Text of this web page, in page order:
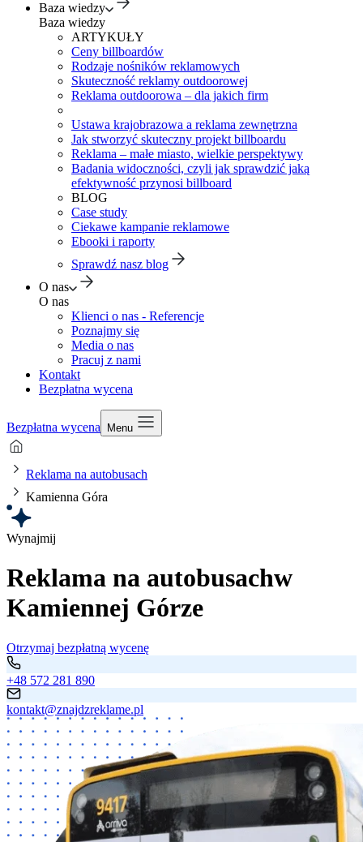
Baza wiedzy
Baza wiedzy
ARTYKUŁY
Ceny billboardów
Rodzaje nośników reklamowych
Skuteczność reklamy outdoorowej
Reklama outdoorowa – dla jakich firm
Ustawa krajobrazowa a reklama zewnętrzna
Jak stworzyć skuteczny projekt billboardu
Reklama – małe miasto, wielkie perspektywy
Badania widoczności, czyli jak sprawdzić jaką
efektywność przynosi billboard
BLOG
Case study
Ciekawe kampanie reklamowe
Ebooki i raporty
Sprawdź nasz blog
O nas
O nas
Klienci o nas - Referencje
Poznajmy się
Media o nas
Pracuj z nami
Kontakt
Bezpłatna wycena
Bezpłatna wycena Menu
Reklama na autobusach
Kamienna Góra
Wynajmij
Reklama na autobusachw
Kamiennej Górze
Otrzymaj bezpłatną wycenę
+48 572 281 890
kontakt@znajdzreklame.pl